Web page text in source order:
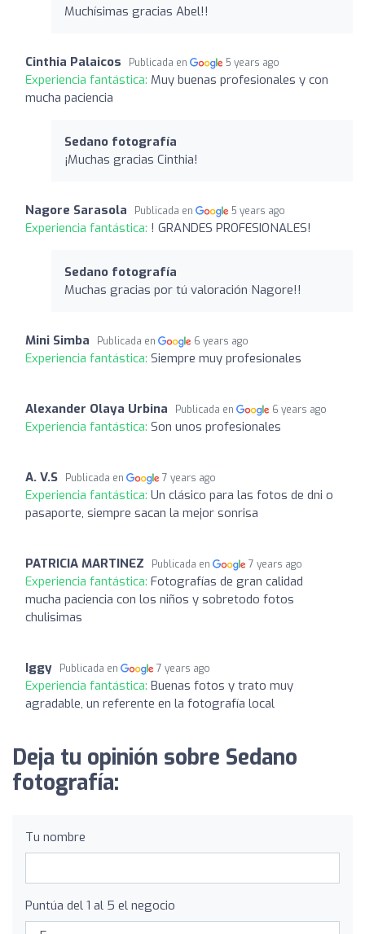
Muchísimas gracias Abel!!
Cinthia Palaicos Publicada en 5 years ago
Experiencia fantástica: Muy buenas profesionales y con
mucha paciencia
Sedano fotografía
¡Muchas gracias Cinthia!
Nagore Sarasola Publicada en 5 years ago
Experiencia fantástica: ! GRANDES PROFESIONALES!
Sedano fotografía
Muchas gracias por tú valoración Nagore!!
Mini Simba Publicada en 6 years ago
Experiencia fantástica: Siempre muy profesionales
Alexander Olaya Urbina Publicada en 6 years ago
Experiencia fantástica: Son unos profesionales
A. V.S Publicada en 7 years ago
Experiencia fantástica: Un clásico para las fotos de dni o
pasaporte, siempre sacan la mejor sonrisa
PATRICIA MARTINEZ Publicada en 7 years ago
Experiencia fantástica: Fotografías de gran calidad
mucha paciencia con los niños y sobretodo fotos
chulisimas
Iggy Publicada en 7 years ago
Experiencia fantástica: Buenas fotos y trato muy
agradable, un referente en la fotografía local
Deja tu opinión sobre Sedano
fotografía:
Tu nombre
Puntúa del 1 al 5 el negocio